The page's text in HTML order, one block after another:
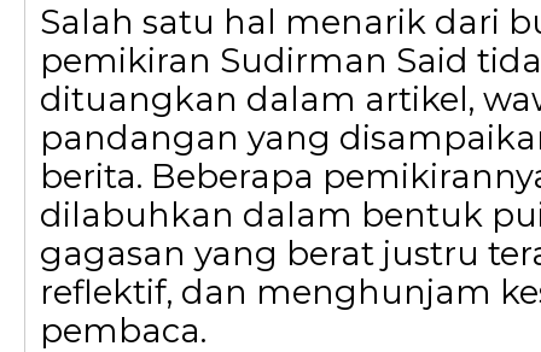
Salah satu hal menarik dari
pemikiran Sudirman Said
dituangkan dalam artikel,
pandangan yang
berita. Beberapa
dilabuhkan dalam bentuk
gagasan yang berat justru
reflektif, dan menghunjam
pembaca.